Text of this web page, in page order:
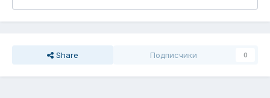
Share Подписчики 0